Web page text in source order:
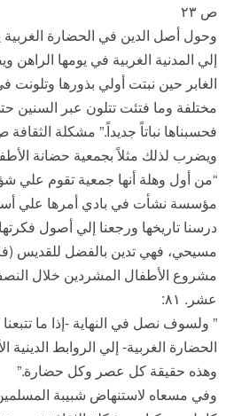
ص ٢٣
وحول أصل الدين في الحضارة الغربية
إلي المدنية الغربية في يومها
الغابر حين نبتت أولي بذورها وتلونت
مختلفة وما فتئت تتلون عبر السنين
فحسبناها نباتاً جديداً.” مشكلة الثقافة
ويضرب لذلك مثلاً بجمعية حضانة
“من أول وهلة أنها جمعية تقوم علي
مؤسسة نشأت في بادي أمرها علي أسس
درسنا تاريخها ورجعنا إلي أصول
مسيحي، فهي تدين بالفضل للقديس
مشروع الأطفال المشردين خلال
عشر. ٨١:
” ولسوف نصل في النهاية -إذا ما
الحضارة الغربية- إلي الروابط الدينية
وهذه حقيقة كل عصر وكل حضارة.”
وفي مسعاه لاستنهاض شبيبة